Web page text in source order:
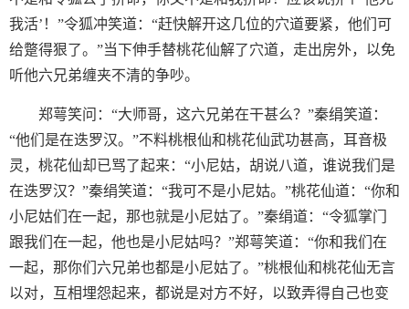
我活’！”令狐冲笑道：“赶快解开这几位的穴道要紧，他们可
给蹩得狠了。”当下伸手替桃花仙解了穴道，走出房外，以免
听他六兄弟缠夹不清的争吵。
郑萼笑问：“大师哥，这六兄弟在干甚么？”秦绢笑道：
“他们是在迭罗汉。”不料桃根仙和桃花仙武功甚高，耳音极
灵，桃花仙却已骂了起来：“小尼姑，胡说八道，谁说我们是
在迭罗汉？”秦绢笑道：“我可不是小尼姑。”桃花仙道：“你和
小尼姑们在一起，那也就是小尼姑了。”秦绢道：“令狐掌门
跟我们在一起，他也是小尼姑吗？”郑萼笑道：“你和我们在
一起，那你们六兄弟也都是小尼姑了。”桃根仙和桃花仙无言
以对，互相埋怨起来，都说是对方不好，以致弄得自己也变